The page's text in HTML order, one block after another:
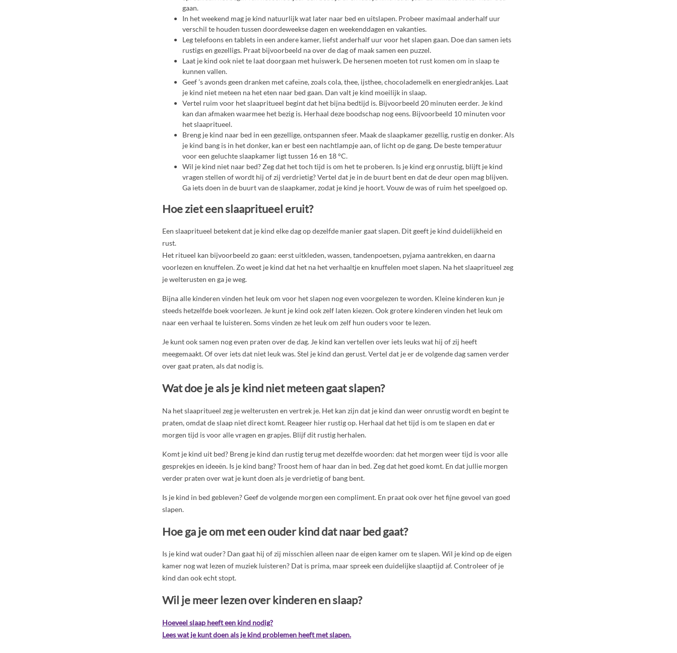
gaan.
In het weekend mag je kind natuurlijk wat later naar bed en uitslapen. Probeer maximaal anderhalf uur
verschil te houden tussen doordeweekse dagen en weekenddagen en vakanties.
Leg telefoons en tablets in een andere kamer, liefst anderhalf uur voor het slapen gaan. Doe dan samen iets
rustigs en gezelligs. Praat bijvoorbeeld na over de dag of maak samen een puzzel.
Laat je kind ook niet te laat doorgaan met huiswerk. De hersenen moeten tot rust komen om in slaap te
kunnen vallen.
Geef ’s avonds geen dranken met cafeïne, zoals cola, thee, ijsthee, chocolademelk en energiedrankjes. Laat
je kind niet meteen na het eten naar bed gaan. Dan valt je kind moeilijk in slaap.
Vertel ruim voor het slaapritueel begint dat het bijna bedtijd is. Bijvoorbeeld 20 minuten eerder. Je kind
kan dan afmaken waarmee het bezig is. Herhaal deze boodschap nog eens. Bijvoorbeeld 10 minuten voor
het slaapritueel.
Breng je kind naar bed in een gezellige, ontspannen sfeer. Maak de slaapkamer gezellig, rustig en donker. Als
je kind bang is in het donker, kan er best een nachtlampje aan, of licht op de gang. De beste temperatuur
voor een geluchte slaapkamer ligt tussen 16 en 18 °C.
Wil je kind niet naar bed? Zeg dat het toch tijd is om het te proberen. Is je kind erg onrustig, blijft je kind
vragen stellen of wordt hij of zij verdrietig? Vertel dat je in de buurt bent en dat de deur open mag blijven.
Ga iets doen in de buurt van de slaapkamer, zodat je kind je hoort. Vouw de was of ruim het speelgoed op.
Hoe ziet een slaapritueel eruit?
Een slaapritueel betekent dat je kind elke dag op dezelfde manier gaat slapen. Dit geeft je kind duidelijkheid en
rust.
Het ritueel kan bijvoorbeeld zo gaan: eerst uitkleden, wassen, tandenpoetsen, pyjama aantrekken, en daarna
voorlezen en knuffelen. Zo weet je kind dat het na het verhaaltje en knuffelen moet slapen. Na het slaapritueel zeg
je welterusten en ga je weg.
Bijna alle kinderen vinden het leuk om voor het slapen nog even voorgelezen te worden. Kleine kinderen kun je
steeds hetzelfde boek voorlezen. Je kunt je kind ook zelf laten kiezen. Ook grotere kinderen vinden het leuk om
naar een verhaal te luisteren. Soms vinden ze het leuk om zelf hun ouders voor te lezen.
Je kunt ook samen nog even praten over de dag. Je kind kan vertellen over iets leuks wat hij of zij heeft
meegemaakt. Of over iets dat niet leuk was. Stel je kind dan gerust. Vertel dat je er de volgende dag samen verder
over gaat praten, als dat nodig is.
Wat doe je als je kind niet meteen gaat slapen?
Na het slaapritueel zeg je welterusten en vertrek je. Het kan zijn dat je kind dan weer onrustig wordt en begint te
praten, omdat de slaap niet direct komt. Reageer hier rustig op. Herhaal dat het tijd is om te slapen en dat er
morgen tijd is voor alle vragen en grapjes. Blijf dit rustig herhalen.
Komt je kind uit bed? Breng je kind dan rustig terug met dezelfde woorden: dat het morgen weer tijd is voor alle
gesprekjes en ideeën. Is je kind bang? Troost hem of haar dan in bed. Zeg dat het goed komt. En dat jullie morgen
verder praten over wat je kunt doen als je verdrietig of bang bent.
Is je kind in bed gebleven? Geef de volgende morgen een compliment. En praat ook over het fijne gevoel van goed
slapen.
Hoe ga je om met een ouder kind dat naar bed gaat?
Is je kind wat ouder? Dan gaat hij of zij misschien alleen naar de eigen kamer om te slapen. Wil je kind op de eigen
kamer nog wat lezen of muziek luisteren? Dat is prima, maar spreek een duidelijke slaaptijd af. Controleer of je
kind dan ook echt stopt.
Wil je meer lezen over kinderen en slaap?
Hoeveel slaap heeft een kind nodig?
Lees wat je kunt doen als je kind problemen heeft met slapen.